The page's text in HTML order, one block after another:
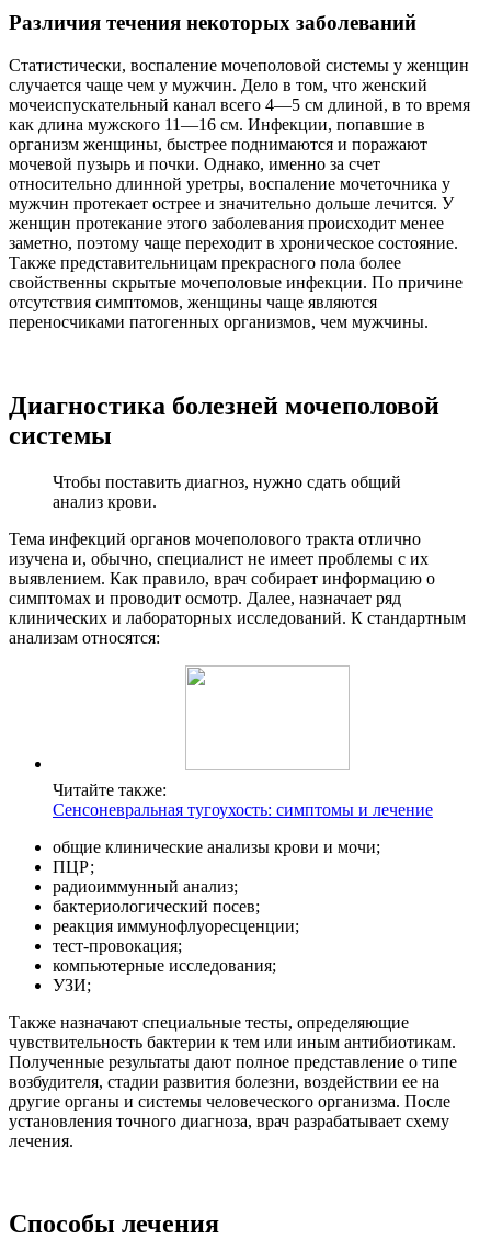
Различия течения некоторых заболеваний
Статистически, воспаление мочеполовой системы у женщин
случается чаще чем у мужчин. Дело в том, что женский
мочеиспускательный канал всего 4—5 см длиной, в то время
как длина мужского 11—16 см. Инфекции, попавшие в
организм женщины, быстрее поднимаются и поражают
мочевой пузырь и почки. Однако, именно за счет
относительно длинной уретры, воспаление мочеточника у
мужчин протекает острее и значительно дольше лечится. У
женщин протекание этого заболевания происходит менее
заметно, поэтому чаще переходит в хроническое состояние.
Также представительницам прекрасного пола более
свойственны скрытые мочеполовые инфекции. По причине
отсутствия симптомов, женщины чаще являются
переносчиками патогенных организмов, чем мужчины.
Диагностика болезней мочеполовой
системы
Чтобы поставить диагноз, нужно сдать общий
анализ крови.
Тема инфекций органов мочеполового тракта отлично
изучена и, обычно, специалист не имеет проблемы с их
выявлением. Как правило, врач собирает информацию о
симптомах и проводит осмотр. Далее, назначает ряд
клинических и лабораторных исследований. К стандартным
анализам относятся:
Читайте также:
Сенсоневральная тугоухость: симптомы и лечение
общие клинические анализы крови и мочи;
ПЦР;
радиоиммунный анализ;
бактериологический посев;
реакция иммунофлуоресценции;
тест-провокация;
компьютерные исследования;
УЗИ;
Также назначают специальные тесты, определяющие
чувствительность бактерии к тем или иным антибиотикам.
Полученные результаты дают полное представление о типе
возбудителя, стадии развития болезни, воздействии ее на
другие органы и системы человеческого организма. После
установления точного диагноза, врач разрабатывает схему
лечения.
Способы лечения